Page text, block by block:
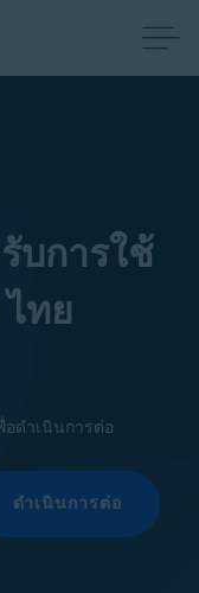
บการใช้
ทย
อดำเนินการต่อ
ดำเนินการต่อ